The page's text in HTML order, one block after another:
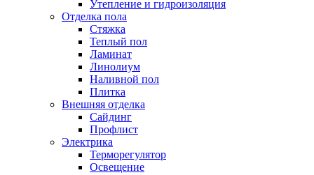
Утепление и гидроизоляция
Отделка пола
Стяжка
Теплый пол
Ламинат
Линолиум
Наливной пол
Плитка
Внешняя отделка
Сайдинг
Профлист
Электрика
Терморегулятор
Освещение